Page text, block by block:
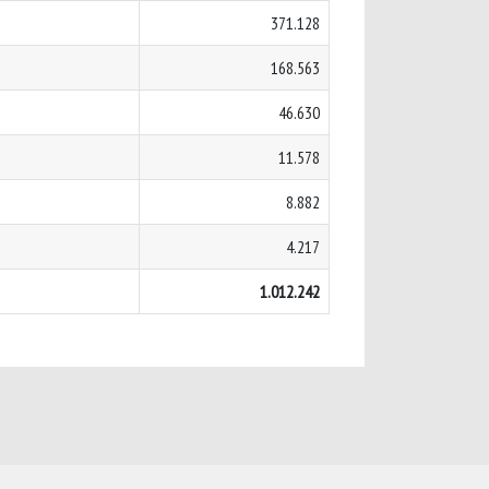
371.128
168.563
46.630
11.578
8.882
4.217
1.012.242